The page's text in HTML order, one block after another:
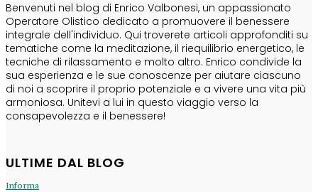
Benvenuti nel blog di Enrico Valbonesi, un appassionato
Operatore Olistico dedicato a promuovere il benessere
integrale dell'individuo. Qui troverete articoli approfonditi su
tematiche come la meditazione, il riequilibrio energetico, le
tecniche di rilassamento e molto altro. Enrico condivide la
sua esperienza e le sue conoscenze per aiutare ciascuno
di noi a scoprire il proprio potenziale e a vivere una vita più
armoniosa. Unitevi a lui in questo viaggio verso la
consapevolezza e il benessere!
ULTIME DAL BLOG
Informa